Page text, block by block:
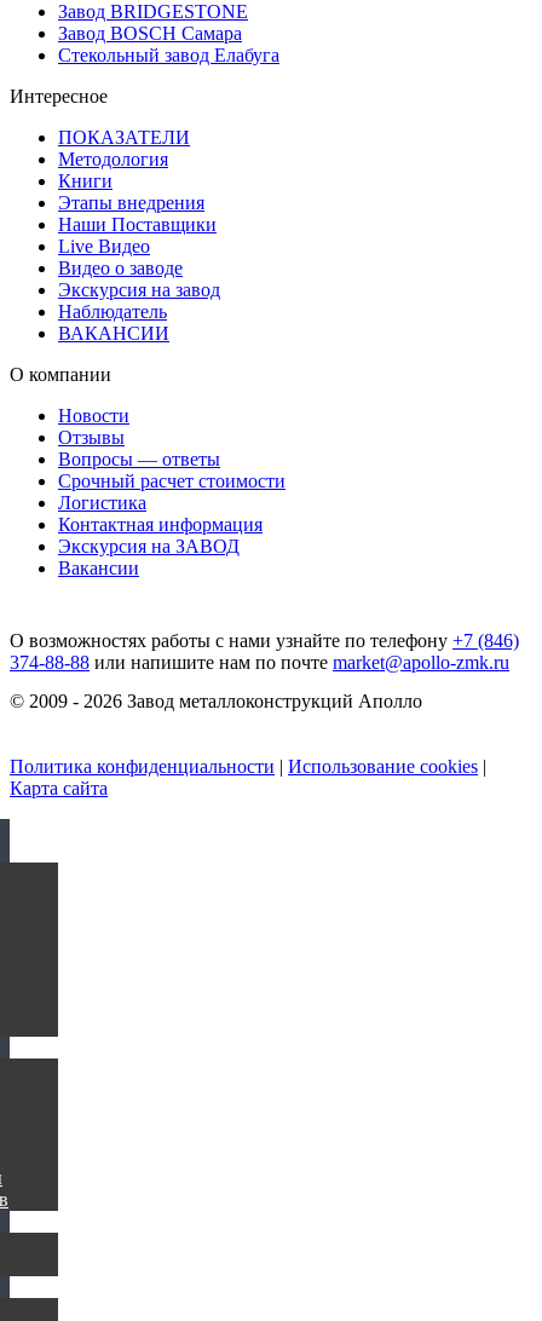
Завод BRIDGESTONE
Завод BOSCH Самара
Стекольный завод Елабуга
Интересное
ПОКАЗАТЕЛИ
Методология
Книги
Этапы внедрения
Наши Поставщики
Live Видео
Видео о заводе
Экскурсия на завод
Наблюдатель
ВАКАНСИИ
О компании
Новости
Отзывы
Вопросы — ответы
Срочный расчет стоимости
Логистика
Контактная информация
Экскурсия на ЗАВОД
Вакансии
О возможностях работы с нами узнайте по телефону +7 (846)
374-88-88 или напишите нам по почте market@apollo-zmk.ru
© 2009 - 2026 Завод металлоконструкций Аполло
Политика конфиденциальности | Использование cookies |
Карта сайта